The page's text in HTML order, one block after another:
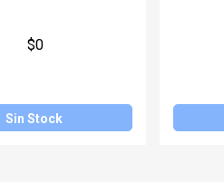
$0
Sin Stock